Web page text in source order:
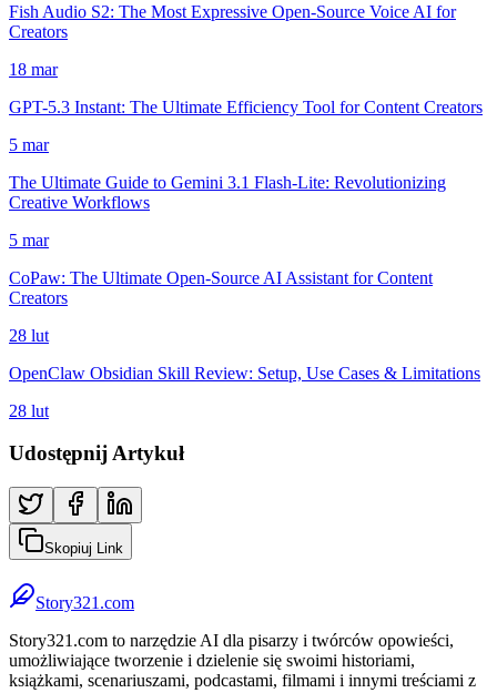
Fish Audio S2: The Most Expressive Open-Source Voice AI for
Creators
18 mar
GPT-5.3 Instant: The Ultimate Efficiency Tool for Content Creators
5 mar
The Ultimate Guide to Gemini 3.1 Flash-Lite: Revolutionizing
Creative Workflows
5 mar
CoPaw: The Ultimate Open-Source AI Assistant for Content
Creators
28 lut
OpenClaw Obsidian Skill Review: Setup, Use Cases & Limitations
28 lut
Udostępnij Artykuł
Skopiuj Link
Story321.com
Story321.com to narzędzie AI dla pisarzy i twórców opowieści,
umożliwiające tworzenie i dzielenie się swoimi historiami,
książkami, scenariuszami, podcastami, filmami i innymi treściami z